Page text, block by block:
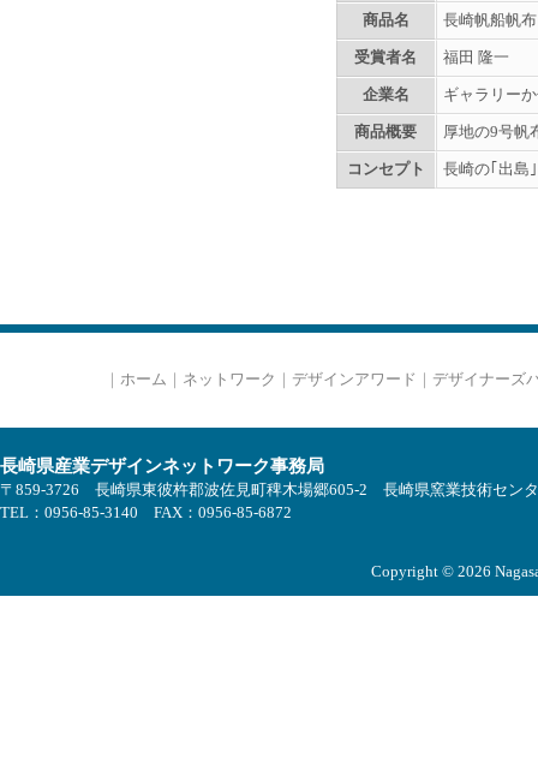
商品名 長崎帆船帆
受賞者名 福田 隆一
企業名 ギャラリー
商品概要 厚地の9号帆
コンセプト 長崎の｢出島
ホーム ネットワーク デザインアワード デザイナーズ
長崎県産業デザインネットワーク事務局
〒859-3726 長崎県東彼杵郡波佐見町稗木場郷605-2 長崎県窯業技術セン
TEL：0956-85-3140 FAX：0956-85-6872
Copyright © 2026